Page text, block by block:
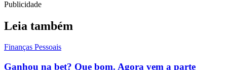
Publicidade
Leia também
Finanças Pessoais
Ganhou na bet? Que bom. Agora vem a parte